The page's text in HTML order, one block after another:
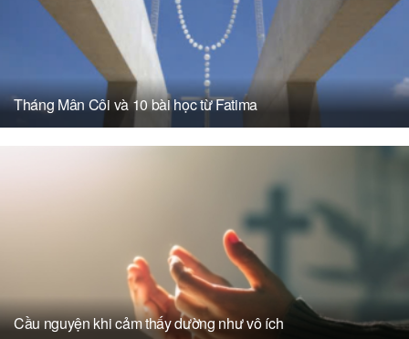
Tháng Mân Côi và 10 bài học từ Fatima
Cầu nguyện khi cảm thấy dường như vô ích